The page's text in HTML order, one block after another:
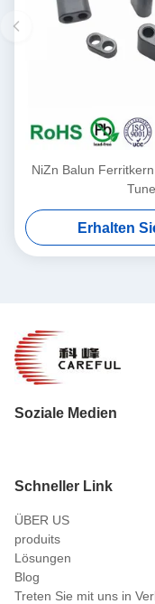
NiZn Balun
Erhalten
Soziale Medien
Schneller Link
ÜBER US
produits
Lösungen
Blog
Treten Sie mit uns in